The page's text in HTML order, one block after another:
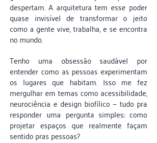
despertam. A arquitetura tem esse poder
quase invisível de transformar o jeito
como a gente vive, trabalha, e se encontra
no mundo.
Tenho uma obsessão saudável por
entender como as pessoas experimentam
os lugares que habitam. Isso me fez
mergulhar em temas como acessibilidade,
neurociência e design biofílico — tudo pra
responder uma pergunta simples: como
projetar espaços que realmente façam
sentido pras pessoas?